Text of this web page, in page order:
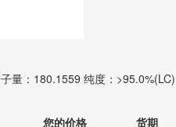
量：180.1559 纯度：>95.0%(LC)
您的价格 货期